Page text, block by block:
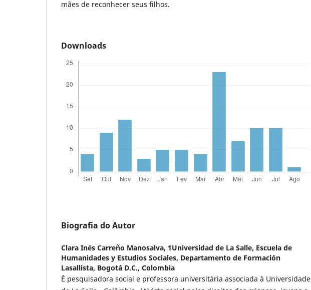
mães de reconhecer seus filhos.
Downloads
Biografia do Autor
Clara Inés Carreño Manosalva, 1Universidad de La Salle, Escuela de
Humanidades y Estudios Sociales, Departamento de Formación
Lasallista, Bogotá D.C., Colombia
É pesquisadora social e professora universitária associada à Universidade